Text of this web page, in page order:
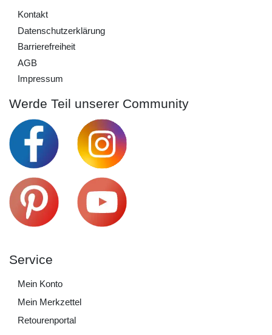
Kontakt
Daten­schutz­erklärung
Barrierefreiheit
AGB
Impressum
Werde Teil unserer Community
Service
Mein Konto
Mein Merkzettel
Retourenportal